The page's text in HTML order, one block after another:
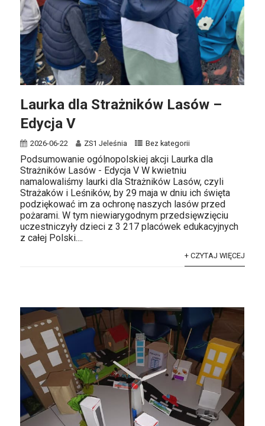
Laurka dla Strażników Lasów –
Edycja V
2026-06-22 ZS1 Jeleśnia Bez kategorii
Podsumowanie ogólnopolskiej akcji Laurka dla
Strażników Lasów - Edycja V W kwietniu
namalowaliśmy laurki dla Strażników Lasów, czyli
Strażaków i Leśników, by 29 maja w dniu ich święta
podziękować im za ochronę naszych lasów przed
pożarami. W tym niewiarygodnym przedsięwzięciu
uczestniczyły dzieci z 3 217 placówek edukacyjnych
z całej Polski....
+ CZYTAJ WIĘCEJ